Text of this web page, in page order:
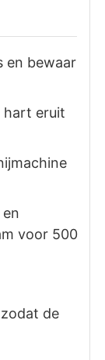
en bewaar
hart eruit
voor 500
de